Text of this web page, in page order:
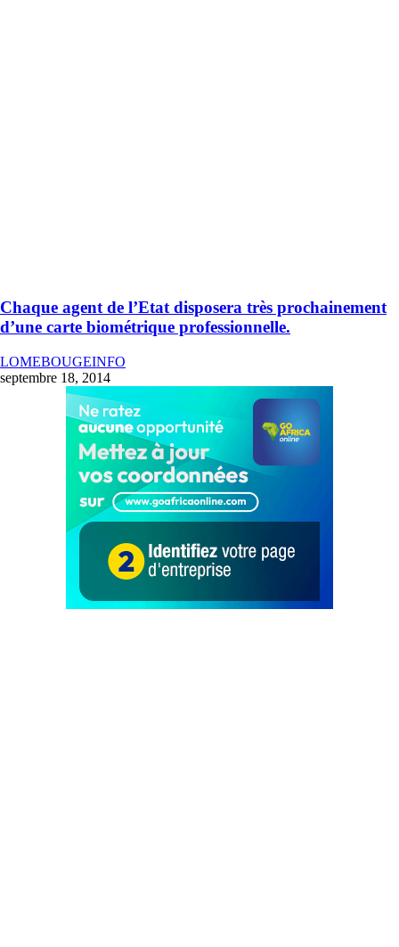
Chaque agent de l’Etat disposera très prochainement
d’une carte biométrique professionnelle.
LOMEBOUGEINFO
septembre 18, 2014